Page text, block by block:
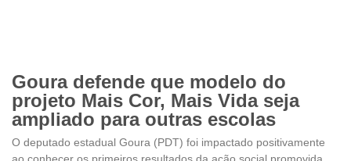
Goura defende que modelo do
projeto Mais Cor, Mais Vida seja
ampliado para outras escolas
O deputado estadual Goura (PDT) foi impactado positivamente
ao conhecer os primeiros resultados da ação social promovida